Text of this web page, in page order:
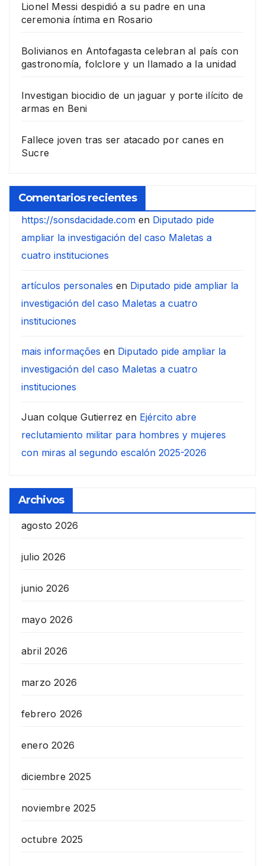
Lionel Messi despidió a su padre en una
ceremonia íntima en Rosario
Bolivianos en Antofagasta celebran al país con
gastronomía, folclore y un llamado a la unidad
Investigan biocidio de un jaguar y porte ilícito de
armas en Beni
Fallece joven tras ser atacado por canes en
Sucre
Comentarios recientes
https://sonsdacidade.com en Diputado pide
ampliar la investigación del caso Maletas a
cuatro instituciones
artículos personales en Diputado pide ampliar la
investigación del caso Maletas a cuatro
instituciones
mais informações en Diputado pide ampliar la
investigación del caso Maletas a cuatro
instituciones
Juan colque Gutierrez en Ejército abre
reclutamiento militar para hombres y mujeres
con miras al segundo escalón 2025-2026
Archivos
agosto 2026
julio 2026
junio 2026
mayo 2026
abril 2026
marzo 2026
febrero 2026
enero 2026
diciembre 2025
noviembre 2025
octubre 2025